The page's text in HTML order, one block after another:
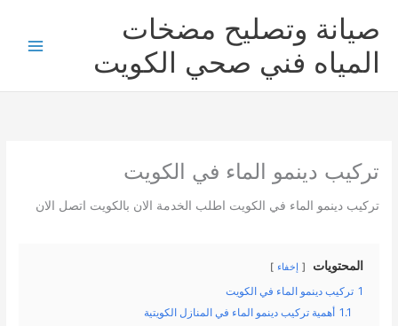
المحتوى
صيانة وتصليح مضخات
المياه فني صحي الكويت
تركيب دينمو الماء في الكويت
تركيب دينمو الماء في الكويت اطلب الخدمة الان بالكويت اتصل الان
المحتويات إخفاء
1 تركيب دينمو الماء في الكويت
1.1 أهمية تركيب دينمو الماء في المنازل الكويتية